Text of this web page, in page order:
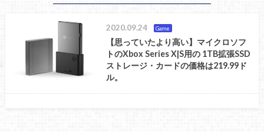
2020.09.24 Game
【思っていたより高い】マイクロソフ
トのXbox Series X|S用の 1TB拡張SSD
ストレージ・カードの価格は219.99ド
ル。